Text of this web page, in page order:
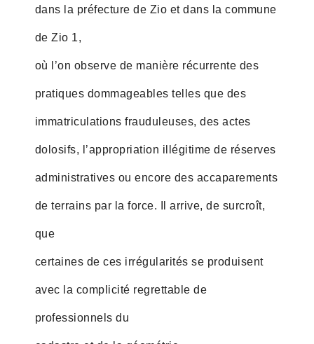
dans la préfecture de Zio et dans la commune
de Zio 1,
où l’on observe de manière récurrente des
pratiques dommageables telles que des
immatriculations frauduleuses, des actes
dolosifs, l’appropriation illégitime de réserves
administratives ou encore des accaparements
de terrains par la force. Il arrive, de surcroît,
que
certaines de ces irrégularités se produisent
avec la complicité regrettable de
professionnels du